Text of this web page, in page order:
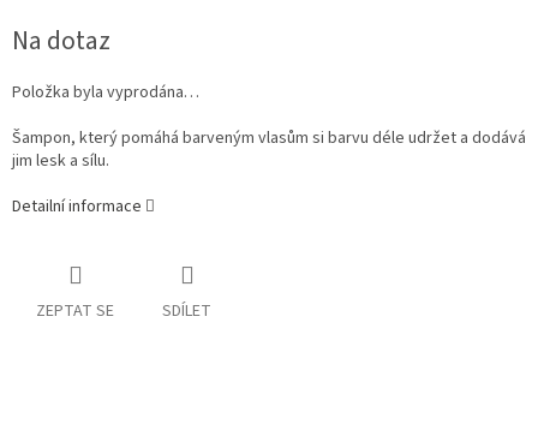
cena:
Na dotaz
Položka byla vyprodána…
Šampon, kterýpomáhá barveným vlasům si barvu déle udržet a dodává
jim lesk a sílu.
Detailní informace
ZEPTAT SE SDÍLET